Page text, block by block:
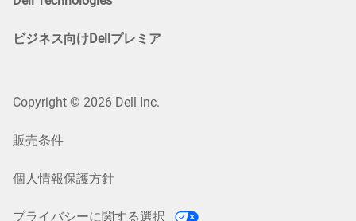
ビジネス向けDellプレミア
Copyright © 2026 Dell Inc.
販売条件
個人情報保護方針
プライバシーに関する選択